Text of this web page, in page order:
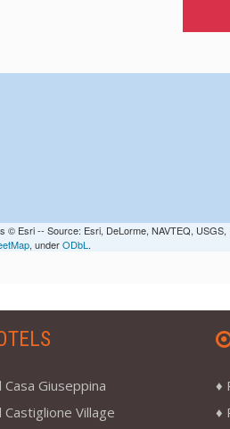
© Esri -- Source: Esri, DeLorme, NAVTEQ,
, underODbL.
Giuseppina
Village